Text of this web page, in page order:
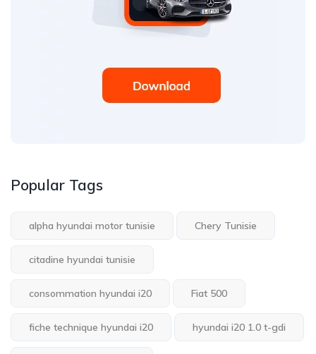
Popular Tags
alpha hyundai motor tunisie Chery Tunisie
citadine hyundai tunisie
consommation hyundai i20 Fiat 500
fiche technique hyundai i20 hyundai i20 1.0 t-gdi